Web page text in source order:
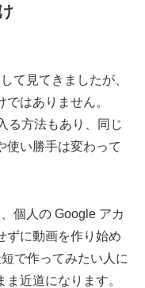
て見てきましたが、
はありません。
る方法もあり、同じ
使い勝手は変わって
個人の Google アカ
ずに動画を作り始め
で作ってみたい人に
近道になります。